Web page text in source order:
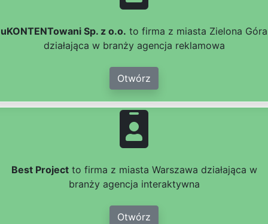
uKONTENTowani Sp. z o.o. to firma z miasta Zielona Góra
działająca w branży agencja reklamowa
Otwórz
Best Projectto firma z miasta Warszawa działająca w
branży agencja interaktywna
Otwórz